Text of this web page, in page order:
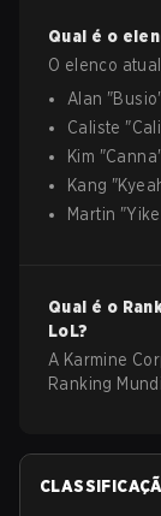
Qual é o
O elenco
Alan "Busio
Caliste "
Kim "Canna
Kang "
Martin "Yike
Qual é o
LoL?
A Karmine
Ranking